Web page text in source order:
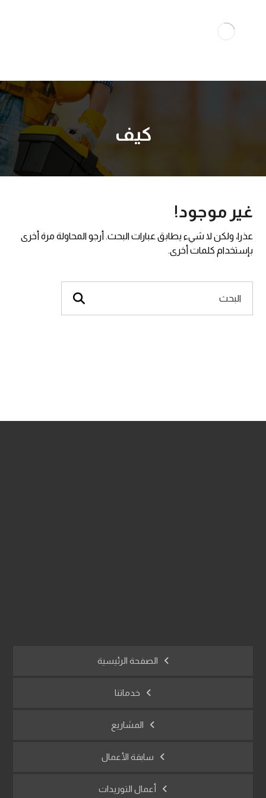
كيف
غير موجود!
عذرا، ولكن لا شيء يطابق عبارات البحث. أرجو المحاولة مرة أخرى
بإستخدام كلمات أخرى.
الصفحة الرئيسية
خدماتنا
المشاريع
سابقة الأعمال
أعمال التوريدات